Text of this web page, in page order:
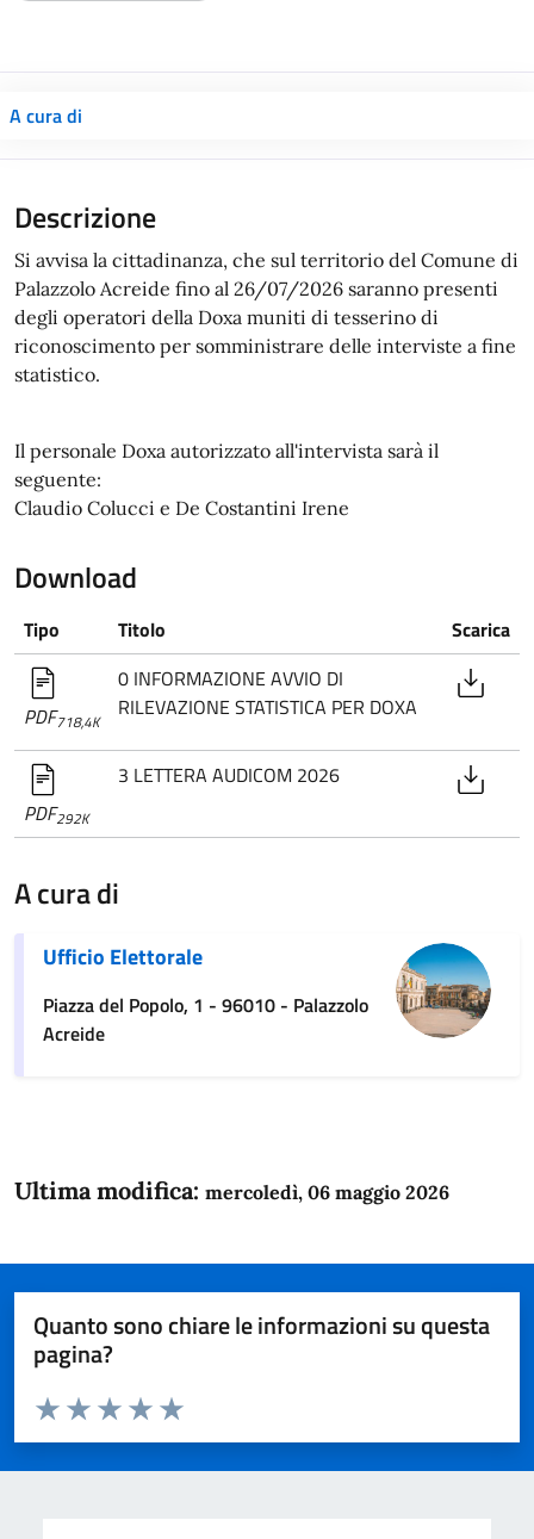
A cura di
Si avvisa la cittadinanza, che sul territorio del Comune di
Palazzolo Acreide fino al 26/07/2026 saranno presenti
degli operatori della Doxa muniti di tesserino di
riconoscimento per somministrare delle interviste a fine
statistico.
Il personale Doxa autorizzato all'intervista sarà il
seguente:
Claudio Colucci e De Costantini Irene
Download
Tipo Titolo Scarica
PDF718,4K
0 INFORMAZIONE AVVIO DI
RILEVAZIONE STATISTICA PER DOXA
PDF292K
3 LETTERA AUDICOM 2026
A cura di
Ufficio Elettorale
Piazza del Popolo, 1 - 96010 - Palazzolo
Acreide
Ultima modifica: mercoledì, 06 maggio 2026
Quanto sono chiare le informazioni su questa
pagina?
Domanda
Valuta da 1 a 5 stelle la pagina
Valuta 5 stelle su 5
Valuta 4 stelle su 5
Valuta 3 stelle su 5
Valuta 2 stelle su 5
Valuta 1 stelle su 5